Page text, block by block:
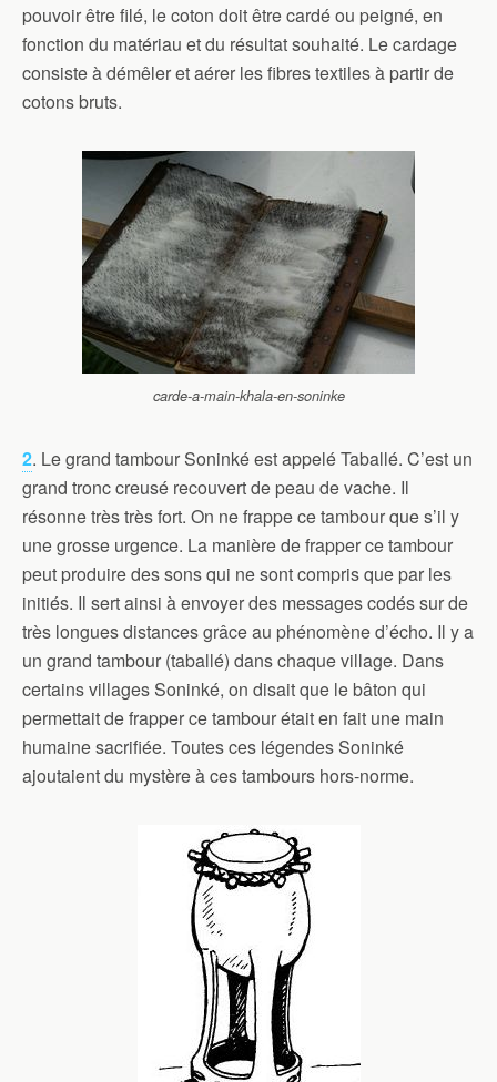
pouvoir être filé, le coton doit être cardé ou peigné, en
fonction du matériau et du résultat souhaité. Le cardage
consiste à démêler et aérer les fibres textiles à partir de
cotons bruts.
carde-a-main-khala-en-soninke
2. Le grand tambour Soninké est appelé Taballé. C’est un
grand tronc creusé recouvert de peau de vache. Il
résonne très très fort. On ne frappe ce tambour que s’il y
une grosse urgence. La manière de frapper ce tambour
peut produire des sons qui ne sont compris que par les
initiés. Il sert ainsi à envoyer des messages codés sur de
très longues distances grâce au phénomène d’écho. Il y a
un grand tambour (taballé) dans chaque village. Dans
certains villages Soninké, on disait que le bâton qui
permettait de frapper ce tambour était en fait une main
humaine sacrifiée. Toutes ces légendes Soninké
ajoutaient du mystère à ces tambours hors-norme.